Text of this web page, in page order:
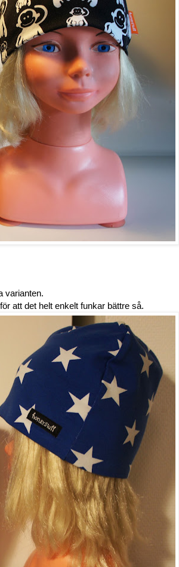
varianten.
att det helt enkelt funkar bättre så.